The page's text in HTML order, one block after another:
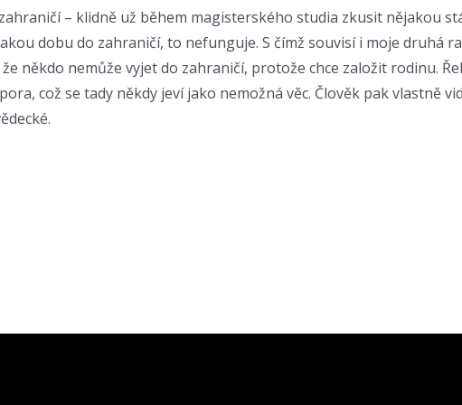
– klidně už během magisterského studia zkusit nějakou
dobu do zahraničí, to nefunguje. S čímž souvisí i moje druhá
někdo nemůže vyjet do zahraničí, protože chce založit rodinu.
což se tady někdy jeví jako nemožná věc. Člověk pak vlastně